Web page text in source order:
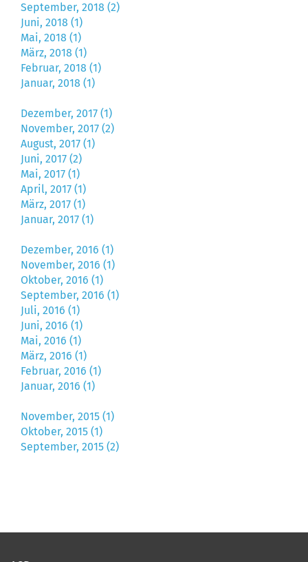
September, 2018 (2)
Juni, 2018 (1)
Mai, 2018 (1)
März, 2018 (1)
Februar, 2018 (1)
Januar, 2018 (1)
Dezember, 2017 (1)
November, 2017 (2)
August, 2017 (1)
Juni, 2017 (2)
Mai, 2017 (1)
April, 2017 (1)
März, 2017 (1)
Januar, 2017 (1)
Dezember, 2016 (1)
November, 2016 (1)
Oktober, 2016 (1)
September, 2016 (1)
Juli, 2016 (1)
Juni, 2016 (1)
Mai, 2016 (1)
März, 2016 (1)
Februar, 2016 (1)
Januar, 2016 (1)
November, 2015 (1)
Oktober, 2015 (1)
September, 2015 (2)